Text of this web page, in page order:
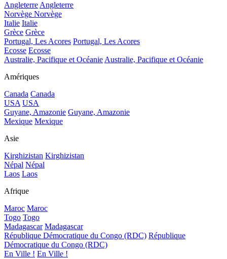
AngleterreAngleterre
Norvège Norvège
Italie Italie
Grèce Grèce
Portugal, Les Acores Portugal, Les Acores
Ecosse Ecosse
Australie, Pacifique et OcéanieAustralie, Pacifique et Océanie
Amériques
Canada Canada
USA USA
Guyane, Amazonie Guyane, Amazonie
Mexique Mexique
Asie
Kirghizistan Kirghizistan
Népal Népal
Laos Laos
Afrique
Maroc Maroc
Togo Togo
Madagascar Madagascar
République Démocratique du Congo (RDC) République
Démocratique du Congo (RDC)
En Ville ! En Ville !